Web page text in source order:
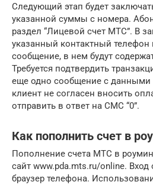
Следующий этап будет
указанной суммы с номера.
раздел “Лицевой счет МТС”. В
указанный контактный телефон
сообщение, в нем будут
Требуется подтвердить
еще одно сообщение с данными
клиент не согласен вносить
отправить в ответ на СМС “0”.
Как пополнить счет в
Пополнение счета МТС в
сайт www.pda.mts.ru/online. Вход
браузер телефона.